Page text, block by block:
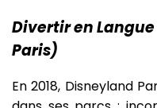
Divertir en
Paris)
En 2018, Disneyland